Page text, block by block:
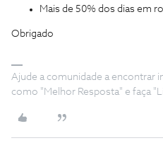
Mais de 50% dos dias em
Obrigado
Ajude a comunidade a encontrar
como "Melhor Resposta" e faça